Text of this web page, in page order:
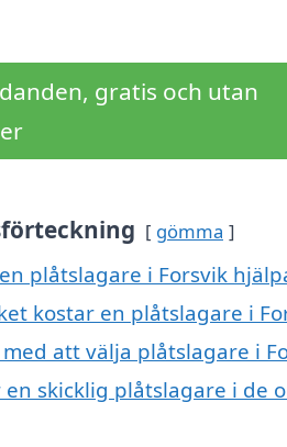
gratis och utan
gömma
plåtslagare i Forsvik
kostar en plåtslagare i
att välja plåtslagare i
en skicklig plåtslagare i de